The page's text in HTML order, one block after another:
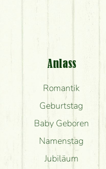
Anlass
Romantik
Geburtstag
Baby Geboren
Namenstag
Jubiläum